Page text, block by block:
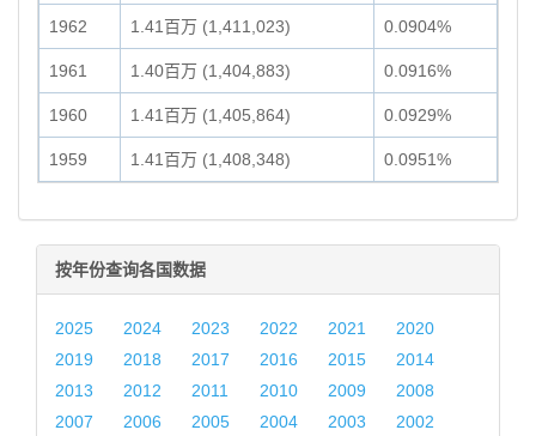
1962 1.41百万 (1,411,023) 0.0904%
1961 1.40百万 (1,404,883) 0.0916%
1960 1.41百万 (1,405,864) 0.0929%
1959 1.41百万 (1,408,348) 0.0951%
按年份查询各国数据
2025 2024 2023 2022 2021
2020
2019
2018 2017 2016 2015
2014
2013
2012 2011 2010 2009
2008
2007
2006 2005 2004 2003
2002